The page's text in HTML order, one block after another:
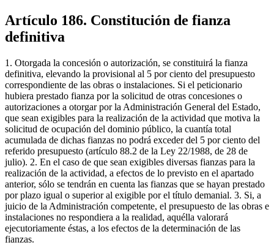
Artículo 186. Constitución de fianza
definitiva
1. Otorgada la concesión o autorización, se constituirá la fianza
definitiva, elevando la provisional al 5 por ciento del presupuesto
correspondiente de las obras o instalaciones. Si el peticionario
hubiera prestado fianza por la solicitud de otras concesiones o
autorizaciones a otorgar por la Administración General del Estado,
que sean exigibles para la realización de la actividad que motiva la
solicitud de ocupación del dominio público, la cuantía total
acumulada de dichas fianzas no podrá exceder del 5 por ciento del
referido presupuesto (artículo 88.2 de la Ley 22/1988, de 28 de
julio). 2. En el caso de que sean exigibles diversas fianzas para la
realización de la actividad, a efectos de lo previsto en el apartado
anterior, sólo se tendrán en cuenta las fianzas que se hayan prestado
por plazo igual o superior al exigible por el título demanial. 3. Si, a
juicio de la Administración competente, el presupuesto de las obras e
instalaciones no respondiera a la realidad, aquélla valorará
ejecutoriamente éstas, a los efectos de la determinación de las
fianzas.